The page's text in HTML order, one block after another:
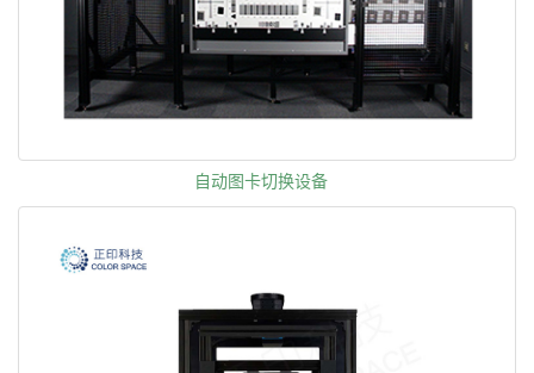
自动图卡切换设备